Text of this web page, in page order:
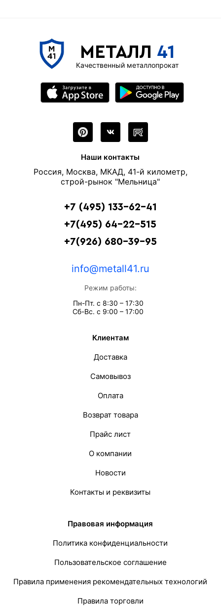
МЕТАЛЛ 41
Качественный металлопрокат
Наши контакты
Россия, Москва, МКАД, 41-й километр,
строй-рынок "Мельница"
+7 (495) 133-62-41
+7(495) 64-22-515
+7(926) 680-39-95
info@metall41.ru
Режим работы:
Пн-Пт. с 8:30 – 17:30
Сб-Вс. с 9:00 – 17:00
Клиентам
Доставка
Самовывоз
Оплата
Возврат товара
Прайс лист
О компании
Новости
Контакты и реквизиты
Правовая информация
Политика конфиденциальности
Пользовательское соглашение
Правила применения рекомендательных технологий
Правила торговли